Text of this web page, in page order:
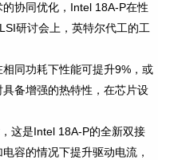
协同优化，Intel 18A-P在性
研讨会上，英特尔代工的工
同功耗下性能可提升9%，或
备增强的热特性，在芯片设
这是Intel 18A-P的全新双接
容的情况下提升驱动电流，